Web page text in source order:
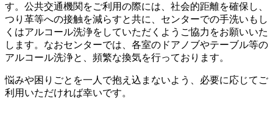
す。公共交通機関をご利用の際には、社会的距離を確保し、
つり革等への接触を減らすと共に、センターでの手洗いもし
くはアルコール洗浄をしていただくようご協力をお願いいた
します。なおセンターでは、各室のドアノブやテーブル等の
アルコール洗浄と、頻繁な換気を行っております。
悩みや困りごとを一人で抱え込まないよう、必要に応じてご
利用いただければ幸いです。